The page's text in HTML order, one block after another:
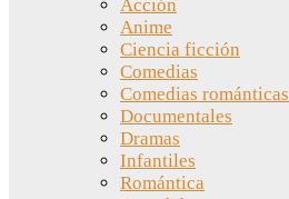
Acción
Anime
Ciencia ficción
Comedias
Comedias románticas
Documentales
Dramas
Infantiles
Romántica